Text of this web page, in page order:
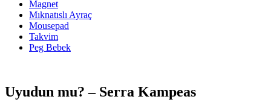
Magnet
Mıknatıslı Ayraç
Mousepad
Takvim
Peg Bebek
Uyudun mu? – Serra Kampeas